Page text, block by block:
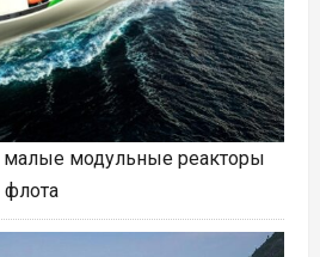
малые модульные реакторы